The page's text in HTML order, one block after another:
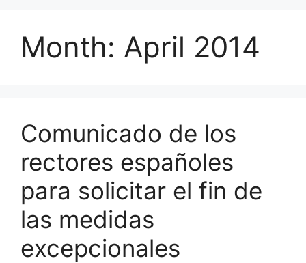
Month: April 2014
Comunicado de los
rectores españoles
para solicitar el fin de
las medidas
excepcionales